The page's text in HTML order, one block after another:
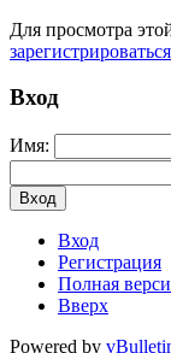
Для просмотра
зарегистрироваться
Вход
Имя:
Вход
Вход
Регистрация
Полная
Вверх
Powered by